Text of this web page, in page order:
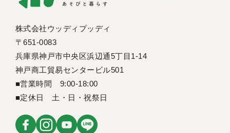
株式会社ウッディプッディ
〒651-0083
兵庫県神戸市中央区浜辺通5丁目1-14
神戸商工貿易センタービル501
■営業時間 9:00-18:00
■定休日 土・日・祝祭日